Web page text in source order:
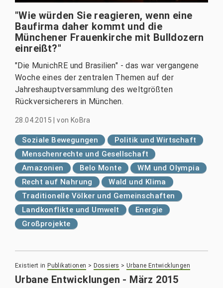
"Wie würden Sie reagieren, wenn eine
Baufirma daher kommt und die
Münchener Frauenkirche mit Bulldozern
einreißt?"
"Die MunichRE und Brasilien" - das war vergangene
Woche eines der zentralen Themen auf der
Jahreshauptversammlung des weltgrößten
Rückversicherers in München.
28.04.2015 |von KoBra
Soziale Bewegungen
Politik und Wirtschaft
Menschenrechte und Gesellschaft
Amazonien
Belo Monte
WM und Olympia
Recht auf Nahrung
Wald und Klima
Traditionelle Völker und Gemeinschaften
Landkonflikte und Umwelt
Energie
Großprojekte
Existiert in Publikationen > Dossiers >Urbane Entwicklungen
Urbane Entwicklungen - März 2015